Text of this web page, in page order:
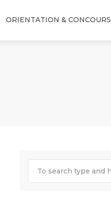
ORIENTATION & CONCOURS